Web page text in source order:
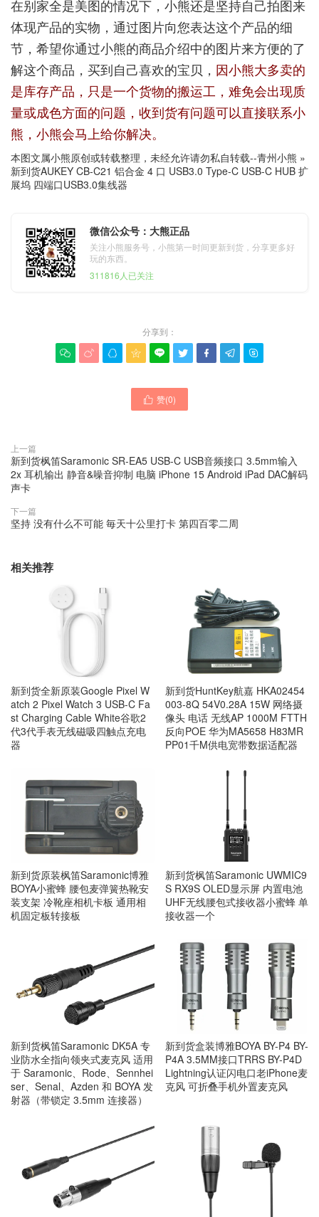
在别家全是美图的情况下，小熊还是坚持自己拍图来
体现产品的实物，通过图片向您表达这个产品的细
节，希望你通过小熊的商品介绍中的图片来方便的了
解这个商品，买到自己喜欢的宝贝， 因小熊大多卖的
是库存产品，只是一个货物的搬运工，难免会出现质
量或成色方面的问题，收到货有问题可以直接联系小
熊，小熊会马上给你解决。
本图文属小熊原创或转载整理，未经允许请勿私自转载--青州小熊 »
新到货AUKEY CB-C21 铝合金 4 口 USB3.0 Type-C USB-C HUB 扩
展坞 四端口USB3.0集线器
微信公众号：大熊正品
关注小熊服务号，小熊第一时间更新到货，分享更多好
玩的东西。
311816人已关注
分享到：
        
 赞(0)
上一篇
新到货枫笛Saramonic SR-EA5 USB-C USB音频接口 3.5mm输入
2x 耳机输出 静音&噪音抑制 电脑 iPhone 15 Android iPad DAC解码
声卡
下一篇
坚持 没有什么不可能 毎天十公里打卡 第四百零二周
相关推荐
新到货全新原装Google Pixel W
atch 2 Pixel Watch 3 USB-C Fa
st Charging Cable White谷歌2
代3代手表无线磁吸四触点充电
器
新到货HuntKey航嘉 HKA02454
003-8Q 54V0.28A 15W 网络摄
像头 电话 无线AP 1000M FTTH
反向POE 华为MA5658 H83MR
PP01千M供电宽带数据适配器
新到货原装枫笛Saramonic博雅
BOYA小蜜蜂 腰包麦弹簧热靴安
装支架 冷靴座相机卡板 通用相
机固定板转接板
新到货枫笛Saramonic UWMIC9
S RX9S OLED显示屏 内置电池
UHF无线腰包式接收器小蜜蜂 单
接收器一个
新到货枫笛Saramonic DK5A 专
业防水全指向领夹式麦克风 适用
于 Saramonic、Rode、Sennhei
ser、Senal、Azden 和 BOYA 发
射器（带锁定 3.5mm 连接器）
新到货盒装博雅BOYA BY-P4 BY-
P4A 3.5MM接口TRRS BY-P4D
Lightning认证闪电口老iPhone麦
克风 可折叠手机外置麦克风